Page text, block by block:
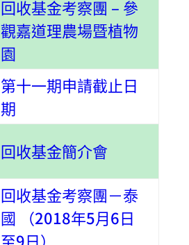
回收基金考察團 – 參
觀嘉道理農場暨植物
園
第十一期申請截止日
期
回收基金簡介會
回收基金考察團－泰
國 （2018年5月6日
至9日）